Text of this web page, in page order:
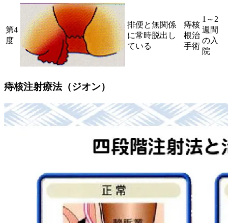
第4
度
排便と無関係
に常時脱出し
ている
痔核
根治
手術
1～2
週間
の入
院
痔核注射療法（ジオン）